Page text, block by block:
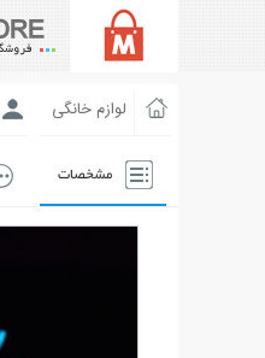
لوازم خانگی
مشخصات